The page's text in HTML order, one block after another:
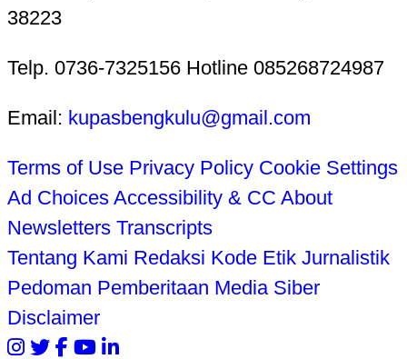
38223
Telp. 0736-7325156 Hotline 085268724987
Email: kupasbengkulu@gmail.com
Terms of Use Privacy Policy Cookie Settings
Ad Choices Accessibility & CC About
Newsletters Transcripts
Tentang Kami Redaksi Kode Etik Jurnalistik
Pedoman Pemberitaan Media Siber
Disclaimer